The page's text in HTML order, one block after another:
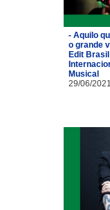
- Aquilo
o grande
Edit
Musical
29/06/2021